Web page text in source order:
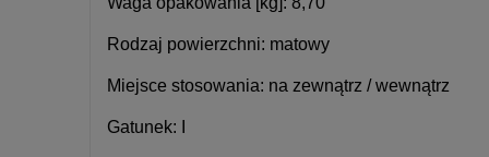
Rodzaj powierzchni: matowy
Miejsce stosowania: na zewnątrz / wewnątrz
Gatunek: